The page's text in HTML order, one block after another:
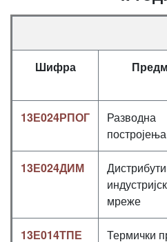
Шифра
13Е024РПОГ
Разводна
постројења
13Е024ДИМ
мреже
13Е014ТПЕ
Термички